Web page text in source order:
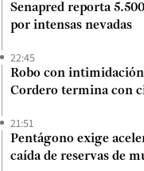
Senapred reporta
por intensas nevadas
22:45
Robo con
Cordero termina con
21:51
Pentágono exige
caída de reservas de